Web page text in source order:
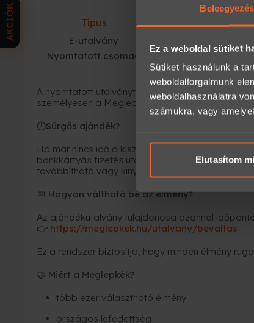
Beleegyezés
Ez a weboldal sütiket
Sütiket használunk a
weboldalforgalmunk
weboldalhasználatra
számukra, vagy
Elutasítom
Típus Mikor ideális?
E-utalvány
Nyomtatott csomag
ha kézbe adnád
A nyomtatott utalványt kollégáink
személyesen a Meglepkék irodájában.
⏱Sürgős ajándék?
Ha már nincs idő a kiszállításra, az
bankkártyás fizetés után
néhány percen belül
továbbítható vagy kinyomtatható.
📅 Hogyan váltható be az élmény?
Az ajándékutalvány tulajdonosa azonnal
👉 https://meglepkek.hu/utalvany/bevaltas
Ez a rendszer biztosítja, hogy minden élmény
🤝 Miért a Meglepkék?
több ezer választható élmény
országos lefedettség
AKCIÓK